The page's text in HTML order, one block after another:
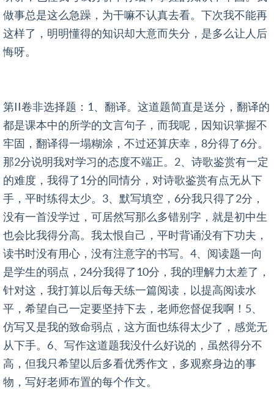
做事总是这么急躁，为干嘛不认真去看。下次我不能再
这样了，明明懂得的知识却大意而失分，是多么让人后
悔呀。
第II卷非选择题：1、翻译。这道题简直是送分，翻译的
都是课本中的所学的文言句子，而我呢，因知识掌握不
牢固，翻译得一塌糊涂，不过还算庆幸，8分得了6分。
那2分说明我对学习的态度不端正。2、诗歌鉴赏有一定
的难度，我得了1分的同情分，对诗歌鉴赏有点无从下
手，平时练得太少。3、默写填空，6分我只得了2分，
没有一首没学过，可居然写那么多错别字，就是初中生
也会比我得分高。我太恨自己，平时背诵没有下功夫，
读书时没有用心，没有注意字的书写。4、阅读题一向
是学生的弱点，24分我得了10分，我的理解力太差了，
针对这，我打算以后每天练一篇阅读，以提高阅读水
平，希望自己一定要坚持下去，老师您督促我啊！5、
仿写又是我的致命弱点，这方面也练得太少了，感觉无
从下手。6、写作这道题我没什么好说的，虽然得分不
高，但我只希望以后多看优秀作文，多观察身边的事
物，写好老师布置的每个作文。